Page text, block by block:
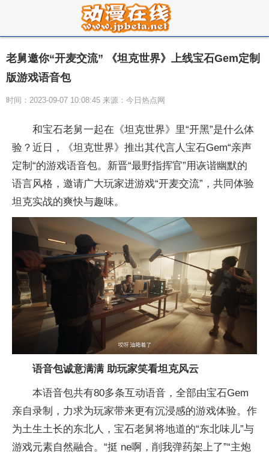
老舅邀你“开麦交流” 《坦克世界》上线宝石Gem定制
版游戏语音包
时间：2023-09-07 10:08:45 来源：今日热点网
和宝石老舅一起在《坦克世界》里“开黑”是什么体
验？ 近日，《坦克世界》推出其代言人宝石Gem“亲声
定制“的游戏语音包。新晋“最野指挥官”用诙谐幽默的
语言风格，邀请广大玩家进游戏“开麦交流”，共同体验
坦克实战的爽快与趣味。
语音包诚意满满 助玩家笑看坦克风云
本语音包共有80多条互动语音，全部由宝石Gem
亲自录制，力求为玩家带来更有沉浸感的游戏体验。作
为土生土长的东北人，宝石老舅将地道的“东北味儿”与
游戏元素自然融合。“挺 ne啊，削我弹药架上了”“主炮